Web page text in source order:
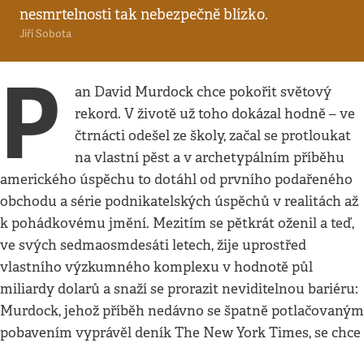
nesmrtelnosti tak nebezpečně blízko.
Jiří Sobota
P
an David Murdock chce pokořit světový
rekord. V životě už toho dokázal hodně – ve
čtrnácti odešel ze školy, začal se protloukat
na vlastní pěst a v archetypálním příběhu
amerického úspěchu to dotáhl od prvního podařeného
obchodu a série podnikatelských úspěchů v realitách až
k pohádkovému jmění. Mezitím se pětkrát oženil a teď,
ve svých sedmaosmdesáti letech, žije uprostřed
vlastního výzkumného komplexu v hodnotě půl
miliardy dolarů a snaží se prorazit neviditelnou bariéru:
Murdock, jehož příběh nedávno se špatně potlačovaným
pobavením vyprávěl deník The New York Times, se chce